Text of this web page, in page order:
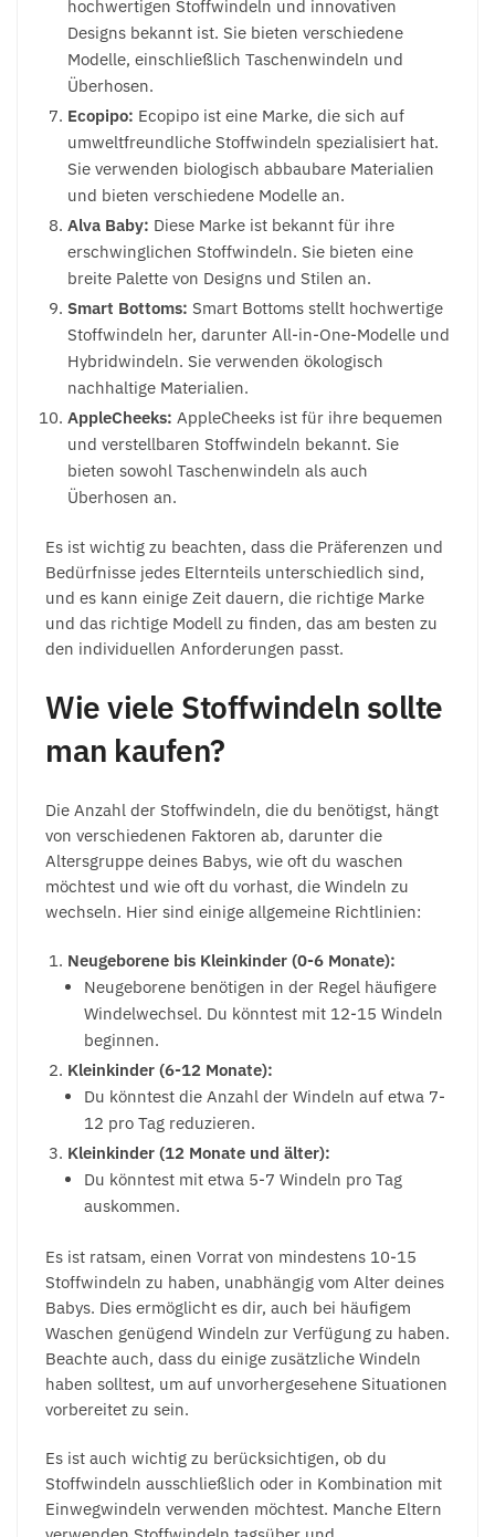
hochwertigen Stoffwindeln und innovativen
Designs bekannt ist. Sie bieten verschiedene
Modelle, einschließlich Taschenwindeln und
Überhosen.
Ecopipo: Ecopipo ist eine Marke, die sich auf
umweltfreundliche Stoffwindeln spezialisiert hat.
Sie verwenden biologisch abbaubare Materialien
und bieten verschiedene Modelle an.
Alva Baby: Diese Marke ist bekannt für ihre
erschwinglichen Stoffwindeln. Sie bieten eine
breite Palette von Designs und Stilen an.
Smart Bottoms: Smart Bottoms stellt hochwertige
Stoffwindeln her, darunter All-in-One-Modelle und
Hybridwindeln. Sie verwenden ökologisch
nachhaltige Materialien.
AppleCheeks: AppleCheeks ist für ihre bequemen
und verstellbaren Stoffwindeln bekannt. Sie
bieten sowohl Taschenwindeln als auch
Überhosen an.
Es ist wichtig zu beachten, dass die Präferenzen und
Bedürfnisse jedes Elternteils unterschiedlich sind,
und es kann einige Zeit dauern, die richtige Marke
und das richtige Modell zu finden, das am besten zu
den individuellen Anforderungen passt.
Wie viele Stoffwindeln sollte
man kaufen?
Die Anzahl der Stoffwindeln, die du benötigst, hängt
von verschiedenen Faktoren ab, darunter die
Altersgruppe deines Babys, wie oft du waschen
möchtest und wie oft du vorhast, die Windeln zu
wechseln. Hier sind einige allgemeine Richtlinien:
Neugeborene bis Kleinkinder (0-6 Monate):
Neugeborene benötigen in der Regel häufigere
Windelwechsel. Du könntest mit 12-15 Windeln
beginnen.
Kleinkinder (6-12 Monate):
Du könntest die Anzahl der Windeln auf etwa 7-
12 pro Tag reduzieren.
Kleinkinder (12 Monate und älter):
Du könntest mit etwa 5-7 Windeln pro Tag
auskommen.
Es ist ratsam, einen Vorrat von mindestens 10-15
Stoffwindeln zu haben, unabhängig vom Alter deines
Babys. Dies ermöglicht es dir, auch bei häufigem
Waschen genügend Windeln zur Verfügung zu haben.
Beachte auch, dass du einige zusätzliche Windeln
haben solltest, um auf unvorhergesehene Situationen
vorbereitet zu sein.
Es ist auch wichtig zu berücksichtigen, ob du
Stoffwindeln ausschließlich oder in Kombination mit
Einwegwindeln verwenden möchtest. Manche Eltern